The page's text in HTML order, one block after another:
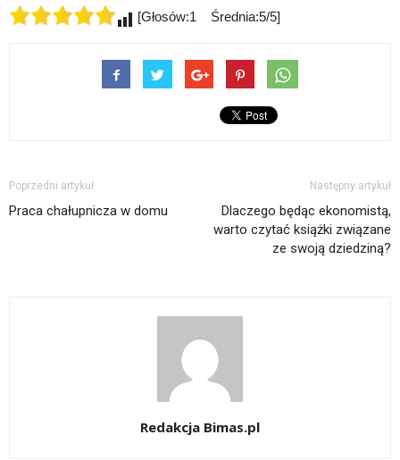
[Głosów:1 Średnia:5/5]
Poprzedni artykuł
Praca chałupnicza w domu
Następny artykuł
Dlaczego będąc ekonomistą,
warto czytać książki związane
ze swoją dziedziną?
Redakcja Bimas.pl